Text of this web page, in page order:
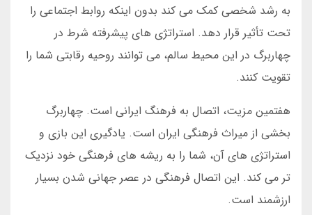
به رشد شخصی کمک می کند بدون اینکه روابط اجتماعی را
تحت تأثیر قرار دهد. استراتژی های پیشرفته شرط در
چهاربرگ در این محیط سالم، می توانند روحیه رقابتی شما را
تقویت کنند.
هفتمین مزیت، اتصال به فرهنگ ایرانی است. چهاربرگ
بخشی از میراث فرهنگی ایران است. یادگیری این بازی و
استراتژی های آن، شما را به ریشه های فرهنگی خود نزدیک
تر می کند. این اتصال فرهنگی در عصر جهانی شدن بسیار
ارزشمند است.